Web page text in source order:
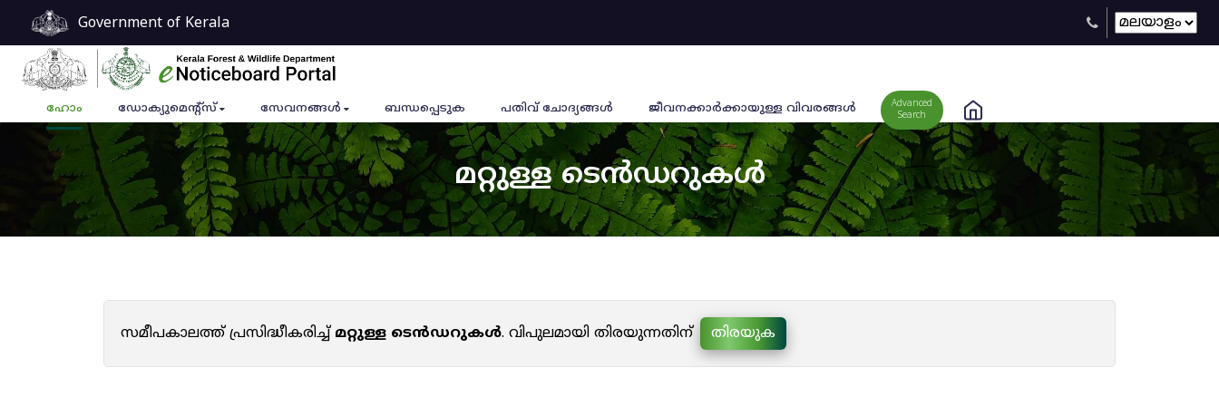
Government of Kerala
ഹോം ഡോക്യുമെൻ്റ്സ് സേവനങ്ങൾ ബന്ധപ്പെടുക പതിവ് ചോദ്യങ്ങൾ ജീവനക്കാര്‍ക്കായുള്ള വിവരങ്ങള്‍
Advanced
Search
മറ്റുള്ള ടെൻഡറുകൾ
സമീപകാലത്ത് പ്രസിദ്ധീകരിച്ച്മറ്റുള്ള ടെൻഡറുകൾ. വിപുലമായി തിരയുന്നതിന് തിരയുക